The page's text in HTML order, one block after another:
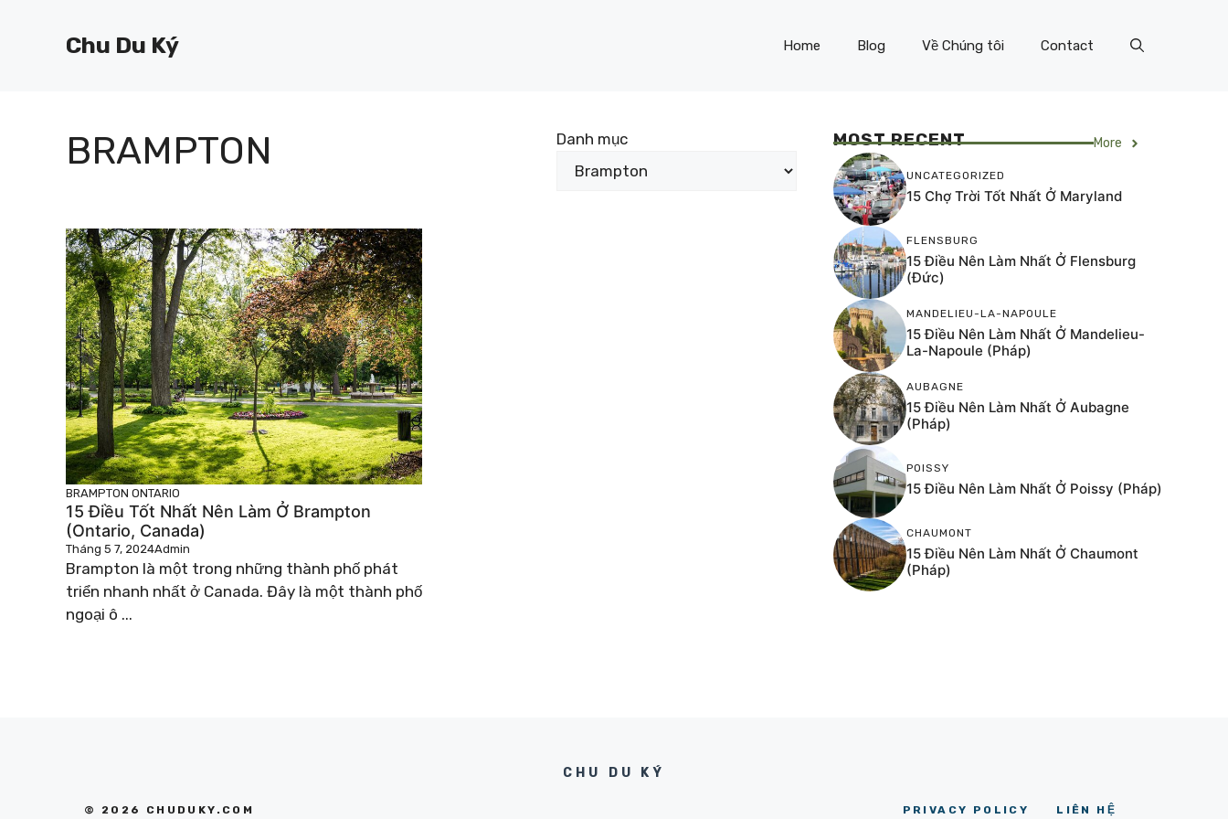
Chu Du Ký Home Blog Về Chúng tôi Contact
BRAMPTON Danh mục
BRAMPTON ONTARIO
15 Điều Tốt Nhất Nên Làm Ở Brampton
(Ontario, Canada)
Tháng 5 7, 2024Admin
Brampton là một trong những thành phố phát
triển nhanh nhất ở Canada. Đây là một thành phố
ngoại ô ...
MOST RECENT More
UNCATEGORIZED
15 Chợ Trời Tốt Nhất Ở Maryland
FLENSBURG
15 Điều Nên Làm Nhất Ở Flensburg
(Đức)
MANDELIEU-LA-NAPOULE
15 Điều Nên Làm Nhất Ở Mandelieu-
La-Napoule (Pháp)
AUBAGNE
15 Điều Nên Làm Nhất Ở Aubagne
(Pháp)
POISSY
15 Điều Nên Làm Nhất Ở Poissy (Pháp)
CHAUMONT
15 Điều Nên Làm Nhất Ở Chaumont
(Pháp)
CHU DU KÝ
© 2026 CHUDUKY.COM PRIVACY POLICY LIÊN HỆ